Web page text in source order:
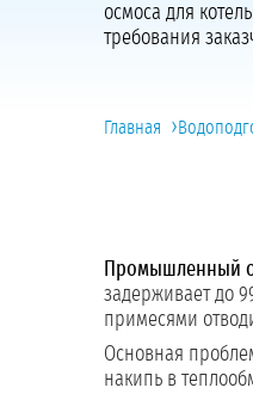
осмоса для
требования
Главная ›
Промышленный
задерживает до
примесями
Основная
накипь в